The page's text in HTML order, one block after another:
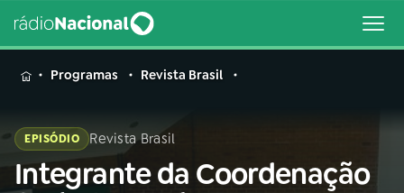
MENU
Buscar
Programas Revista Brasil
EPISÓDIO Revista Brasil
Integrante da Coordenação